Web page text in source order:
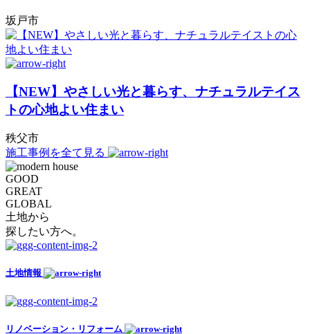
坂戸市
【NEW】やさしい光と暮らす、ナチュラルテイス
トの心地よい住まい
秩父市
施工事例を全て見る
GOOD
GREAT
GLOBAL
土地から
探したい方へ。
土地情報
リノベーション・リフォーム